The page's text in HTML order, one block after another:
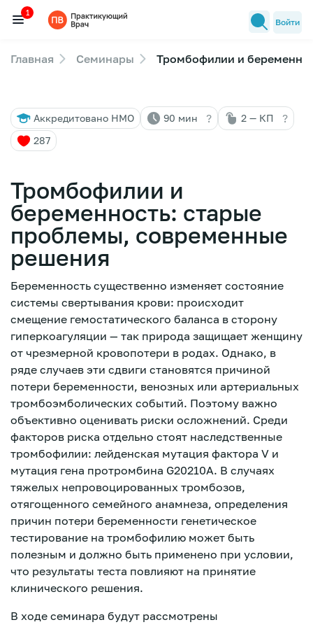
Семинары
Лекторы
FAQ
Зарегистрироваться
1
Войти
Главная Семинары Тромбофилии и
Аккредитовано НМО 90 мин ? 2 — КП ?
287
Тромбофилии и
беременность: старые
проблемы, современные
решения
Беременность существенно изменяет состояние
системы свертывания крови: происходит
смещение гемостатического баланса в сторону
гиперкоагуляции — так природа защищает женщину
от чрезмерной кровопотери в родах. Однако, в
ряде случаев эти сдвиги становятся причиной
потери беременности, венозных или артериальных
тромбоэмболических событий. Поэтому важно
объективно оценивать риски осложнений. Среди
факторов риска отдельно стоят наследственные
тромбофилии: лейденская мутация фактора V и
мутация гена протромбина G20210A. В случаях
тяжелых непровоцированных тромбозов,
отягощенного семейного анамнеза, определения
причин потери беременности генетическое
тестирование на тромбофилию может быть
полезным и должно быть применено при условии,
что результаты теста повлияют на принятие
клинического решения.
В ходе семинара будут рассмотрены